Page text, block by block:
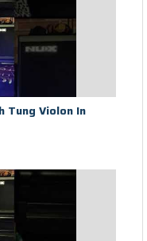
Tung Violon In